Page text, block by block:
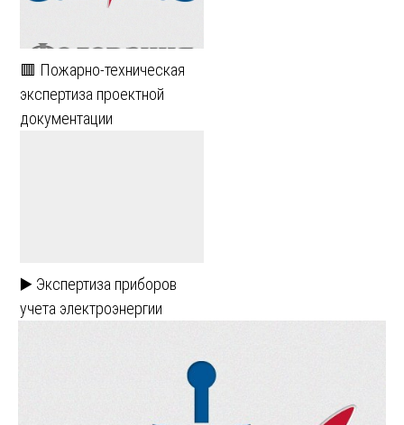
🟥 Пожарно-техническая
экспертиза проектной
документации
▶️ Экспертиза приборов
учета электроэнергии